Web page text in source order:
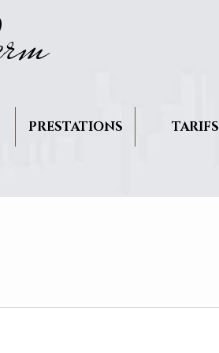
rm
PRESTATIONS TARIFS